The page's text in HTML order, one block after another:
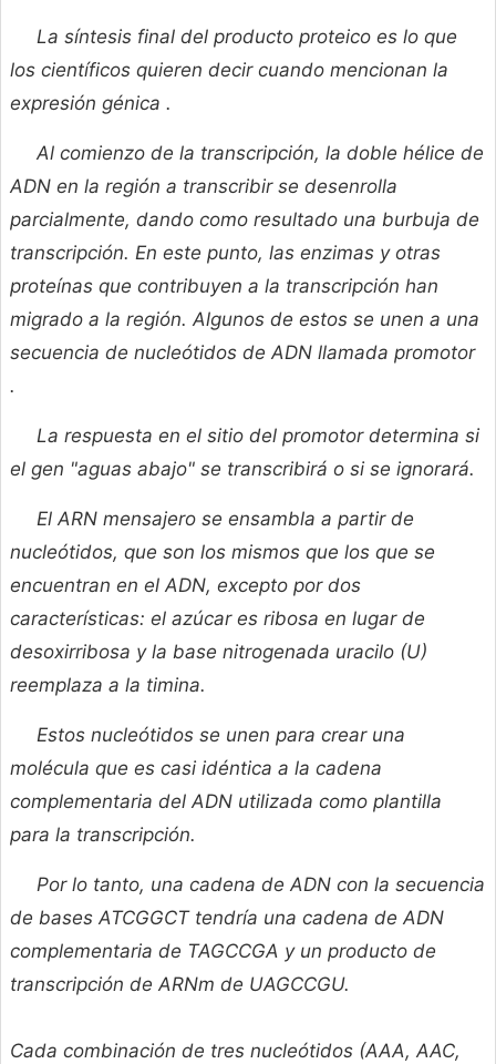
La síntesis final del producto proteico es lo que
los científicos quieren decir cuando mencionan la
expresión génica .
Al comienzo de la transcripción, la doble hélice de
ADN en la región a transcribir se desenrolla
parcialmente, dando como resultado una burbuja de
transcripción. En este punto, las enzimas y otras
proteínas que contribuyen a la transcripción han
migrado a la región. Algunos de estos se unen a una
secuencia de nucleótidos de ADN llamada promotor
.
La respuesta en el sitio del promotor determina si
el gen "aguas abajo" se transcribirá o si se ignorará.
El ARN mensajero se ensambla a partir de
nucleótidos, que son los mismos que los que se
encuentran en el ADN, excepto por dos
características: el azúcar es ribosa en lugar de
desoxirribosa y la base nitrogenada uracilo (U)
reemplaza a la timina.
Estos nucleótidos se unen para crear una
molécula que es casi idéntica a la cadena
complementaria del ADN utilizada como plantilla
para la transcripción.
Por lo tanto, una cadena de ADN con la secuencia
de bases ATCGGCT tendría una cadena de ADN
complementaria de TAGCCGA y un producto de
transcripción de ARNm de UAGCCGU.
Cada combinación de tres nucleótidos (AAA, AAC,